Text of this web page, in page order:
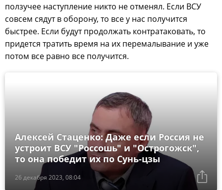
ползучее наступление никто не отменял. Если ВСУ
совсем сядут в оборону, то все у нас получится
быстрее. Если будут продолжать контратаковать, то
придется тратить время на их перемалывание и уже
потом все равно все получится.
26 декабря 2023, 08:04
Алексей Стаценко: Даже если Россия не
устроит ВСУ "Россошь" и "Острогожск",
то она победит их по Сунь-цзы